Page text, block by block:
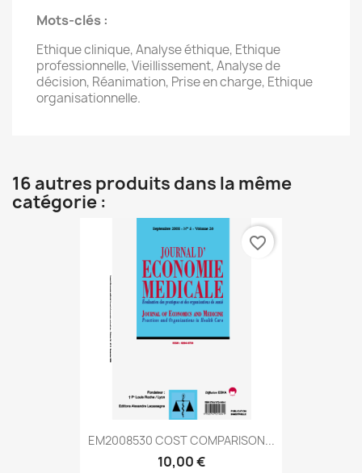
Mots-clés :
Ethique clinique, Analyse éthique, Ethique
professionnelle, Vieillissement, Analyse de
décision, Réanimation, Prise en charge, Ethique
organisationnelle.
16 autres produits dans la même
catégorie :
EM2008530 COST COMPARISON...
10,00 €
favorite_border